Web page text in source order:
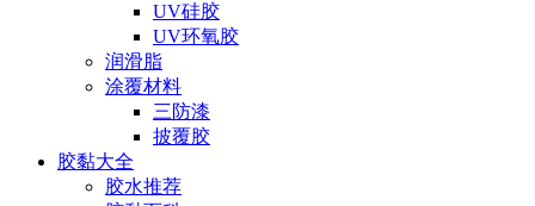
UV硅胶
UV环氧胶
润滑脂
涂覆材料
三防漆
披覆胶
胶黏大全
胶水推荐